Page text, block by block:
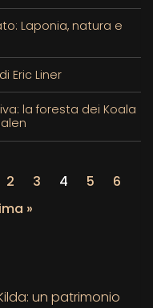
Laponia, natura e
Eric Liner
la foresta dei Koala
2 3 4 5
6
»
un patrimonio